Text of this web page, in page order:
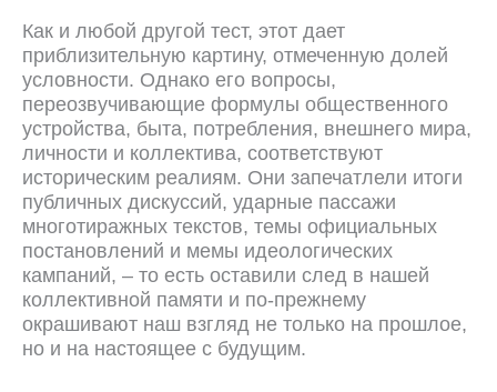
Как и любой другой тест, этот дает
приблизительную картину, отмеченную долей
условности. Однако его вопросы,
переозвучивающие формулы общественного
устройства, быта, потребления, внешнего мира,
личности и коллектива, соответствуют
историческим реалиям. Они запечатлели итоги
публичных дискуссий, ударные пассажи
многотиражных текстов, темы официальных
постановлений и мемы идеологических
кампаний, – то есть оставили след в нашей
коллективной памяти и по-прежнему
окрашивают наш взгляд не только на прошлое,
но и на настоящее с будущим.